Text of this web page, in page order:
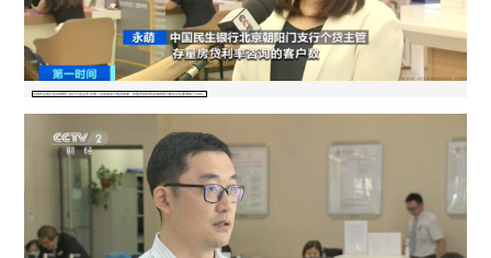
中国民生银行北京朝阳门支行个贷主管 永萌：目前就支行情况来看，存量房贷利率咨询的客户数比以往要增加了10%。